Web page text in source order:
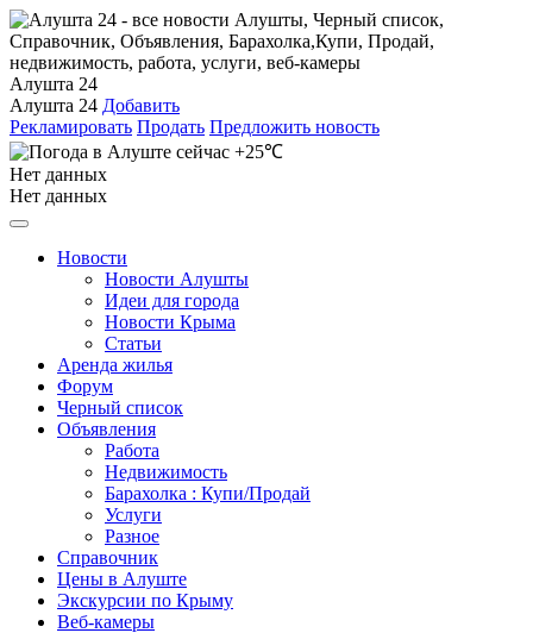
Алушта 24
Алушта 24 Добавить
Рекламировать Продать Предложить новость
+25℃
Нет данных
Нет данных
Новости
Новости Алушты
Идеи для города
Новости Крыма
Статьи
Аренда жилья
Форум
Черный список
Объявления
Работа
Недвижимость
Барахолка : Купи/Продай
Услуги
Разное
Справочник
Цены в Алуште
Экскурсии по Крыму
Веб-камеры